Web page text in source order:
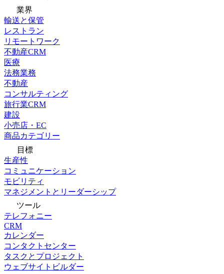
業界
輸送と保管
レストラン
リモートワーク
不動産CRM
医療
法務業務
不動産
コンサルティング
旅行業CRM
建設
小売店・EC
商品カテゴリー
目標
生産性
コミュニケーション
モビリティ
マネジメントとリーダーシップ
ツール
テレフォニー
CRM
カレンダー
コンタクトセンター
タスクとプロジェクト
ウェブサイトビルダー